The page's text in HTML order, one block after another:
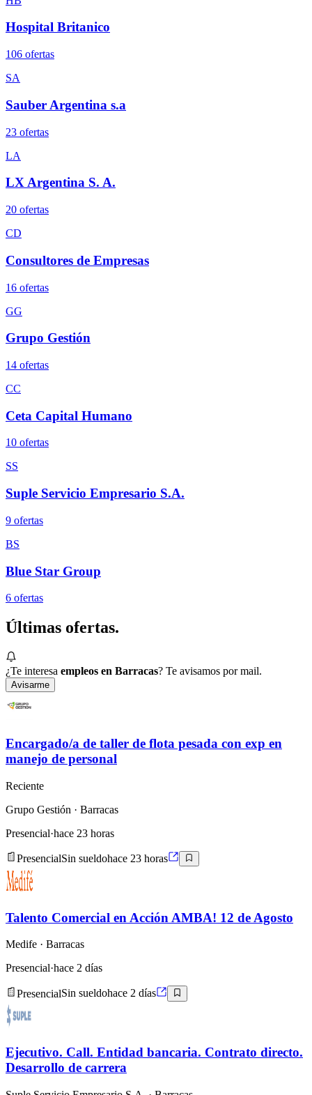
Hospital Britanico
106 ofertas
SA
Sauber Argentina s.a
23 ofertas
LA
LX Argentina S. A.
20 ofertas
CD
Consultores de Empresas
16 ofertas
GG
Grupo Gestión
14 ofertas
CC
Ceta Capital Humano
10 ofertas
SS
Suple Servicio Empresario S.A.
9 ofertas
BS
Blue Star Group
6 ofertas
Últimas ofertas.
¿Te interesa empleos en Barracas? Te avisamos por mail.
Avisarme
Encargado/a de taller de flota pesada con exp en
manejo de personal
Reciente
Grupo Gestión · Barracas
Presencial·hace 23 horas
PresencialSin sueldohace 23 horas
Talento Comercial en Acción AMBA! 12 de Agosto
Medife · Barracas
Presencial·hace 2 días
PresencialSin sueldohace 2 días
Ejecutivo. Call. Entidad bancaria. Contrato directo.
Desarrollo de carrera